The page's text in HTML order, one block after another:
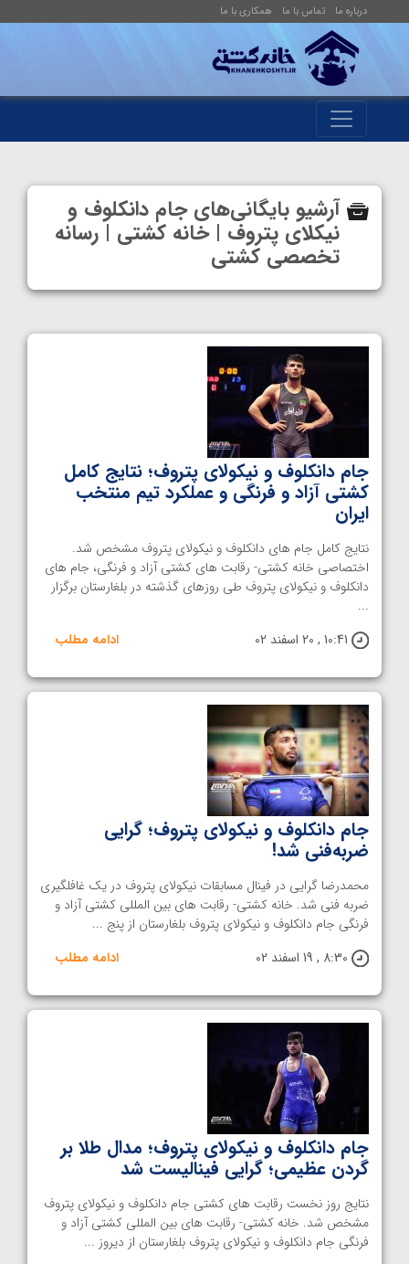
درباره ما تماس با ما همکاری با ما
آرشیو بایگانی‌های جام دانکلوف و
نیکلای پتروف | خانه کشتی | رسانه
تخصصی کشتی
جام دانکلوف و نیکولای پتروف؛ نتایج کامل
کشتی آزاد و فرنگی و عملکرد تیم منتخب
ایران
نتایج کامل جام های دانکلوف و نیکولای پتروف مشخص شد.
اختصاصی خانه کشتی- رقابت های کشتی آزاد و فرنگی، جام های
دانکلوف و نیکولای پتروف طی روزهای گذشته در بلغارستان برگزار
...
10:41 , 20 اسفند 02
ادامه مطلب
جام دانکلوف و نیکولای پتروف؛ گرایی
ضربه‌فنی شد!
محمدرضا گرایی در فینال مسابقات نیکولای پتروف در یک غافلگیری
ضربه فنی شد. خانه کشتی- رقابت های بین المللی کشتی آزاد و
فرنگی جام دانکلوف و نیکولای پتروف بلغارستان از پنج ...
8:30 , 19 اسفند 02
ادامه مطلب
جام دانکلوف و نیکولای پتروف؛ مدال طلا بر
گردن عظیمی؛ گرایی فینالیست شد
نتایج روز نخست رقابت های کشتی جام دانکلوف و نیکولای پتروف
مشخص شد. خانه کشتی- رقابت های بین المللی کشتی آزاد و
فرنگی جام دانکلوف و نیکولای پتروف بلغارستان از دیروز ...